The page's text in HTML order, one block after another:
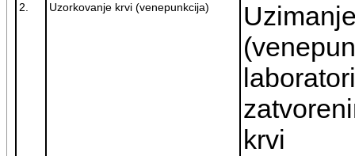
2. Uzorkovanje krvi (venepunkcija)
krvi